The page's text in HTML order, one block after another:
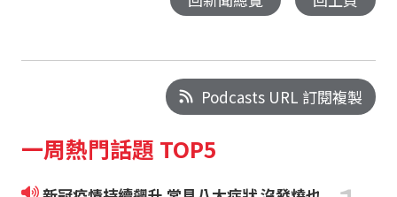
Podcasts URL 訂閱複製
一周熱門話題 TOP5